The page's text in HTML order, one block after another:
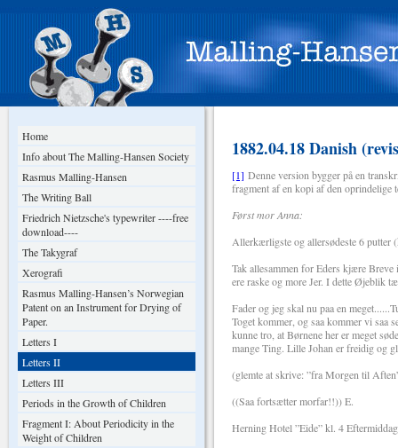
Home
Info about The Malling-Hansen Society
Rasmus Malling-Hansen
The Writing Ball
Friedrich Nietzsche's typewriter ----free
download----
The Takygraf
Xerografi
Rasmus Malling-Hansen’s Norwegian
Patent on an Instrument for Drying of
Paper.
Letters I
Letters II
Letters III
Periods in the Growth of Children
Fragment I: About Periodicity in the
Weight of Children
1882.04.18 Danish
[1] Denne version bygger på en
fragment af en kopi af den oprindelige
Først mor Anna:
Allerkærligste og allersødeste 6 putter
Tak allesammen for Eders kjære Breve
ere raske og more Jer. I dette Øjeblik
Fader og jeg skal nu paa en
Toget kommer, og saa kommer vi saa
kunne tro, at Børnene her er meget
mange Ting. Lille Johan er freidig og
(glemte at skrive: ”fra Morgen til
((Saa fortsætter morfar!!)) E.
Herning Hotel ”Eide” kl. 4